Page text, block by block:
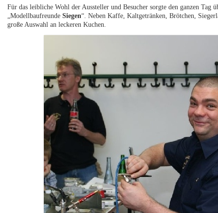
Für das leibliche Wohl der Aussteller und Besucher sorgte den ganzen
„ModellbaufreundeSiegen“. Neben Kaffe, Kaltgetränken, Brötchen,
große Auswahl an leckeren Kuchen.